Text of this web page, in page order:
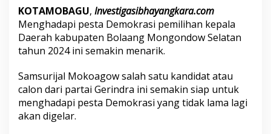
KOTAMOBAGU, Investigasibhayangkara.com
Menghadapi pesta Demokrasi pemilihan kepala
Daerah kabupaten Bolaang Mongondow Selatan
tahun 2024 ini semakin menarik.
Samsurijal Mokoagow salah satu kandidat atau
calon dari partai Gerindra ini semakin siap untuk
menghadapi pesta Demokrasi yang tidak lama lagi
akan digelar.